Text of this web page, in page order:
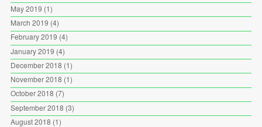
May 2019 (1)
March 2019 (4)
February 2019 (4)
January 2019 (4)
December 2018 (1)
November 2018 (1)
October 2018 (7)
September 2018 (3)
August 2018 (1)